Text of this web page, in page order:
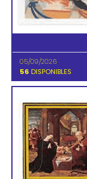
05/09/2026
56 DISPONIBLES